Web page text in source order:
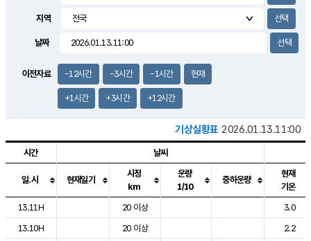
2.3m/s
지역
날짜
이전자료 -12시간 -3시간 -1시간 현재
+1시간 +3시간 +12시간
기상실황표 2026.01.13.11:00
도시별 기상실황표로 지점, 날씨, 기온, 강수, 바람, 기압등을 안내한 표입
시간 날씨
일.시 현재일기
시정
km
운량
1/10
중하운량
현재
기온
13.11H
20 이상
3.0
13.10H
20 이상
2.2